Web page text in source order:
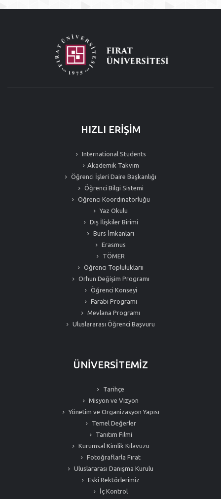
HIZLI ERİŞİM
International Students
Akademik Takvim
Öğrenci İşleri Daire Başkanlığı
Öğrenci Bilgi Sistemi
Öğrenci Koordinatörlüğü
Yaz Okulu
Dış İlişkiler Birimi
Burs İmkanları
Erasmus
TÖMER
Öğrenci Topluluklarıı
Orhun Değişim Programı
Öğrenci Konseyi
Farabi Programı
Mevlana Programı
Uluslararası Öğrenci Başvuru
ÜNİVERSİTEMİZ
Tarihçe
Misyon ve Vizyon
Yönetim ve Organizasyon Yapısı
Temel Değerler
Tanıtım Filmi
Kurumsal Kimlik Kılavuzu
Fotoğraflarla Fırat
Uluslararası Danışma Kurulu
Eski Rektörlerimiz
İç Kontrol